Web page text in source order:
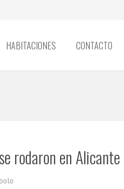
HABITACIONES CONTACTO
rodaron en Alicante